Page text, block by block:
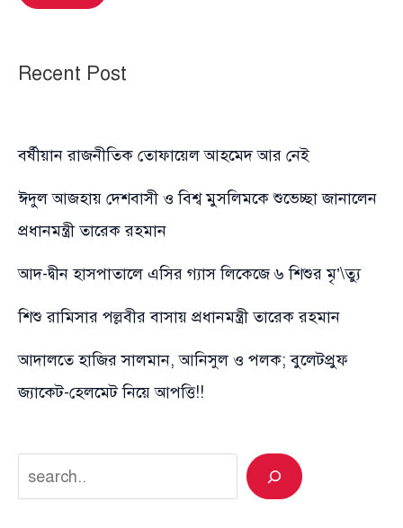
Recent Post
বর্ষীয়ান রাজনীতিক তোফায়েল আহমেদ আর নেই
ঈদুল আজহায় দেশবাসী ও বিশ্ব মুসলিমকে শুভেচ্ছা জানালেন
প্রধানমন্ত্রী তারেক রহমান
আদ-দ্বীন হাসপাতালে এসির গ্যাস লিকেজে ৬ শিশুর মৃ’\ত্যু
শিশু রামিসার পল্লবীর বাসায় প্রধানমন্ত্রী তারেক রহমান
আদালতে হাজির সালমান, আনিসুল ও পলক; বুলেটপ্রুফ
জ্যাকেট-হেলমেট নিয়ে আপত্তি!!
Search